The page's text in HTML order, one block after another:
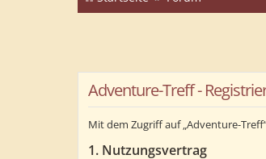
Adventure-Treff -
Mit dem Zugriff auf „Adventure-
1. Nutzungsvertrag